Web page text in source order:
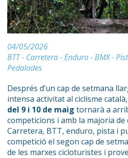
04/05/2026
BTT - Carretera - Enduro - BMX -
Pedalades
Després d’un cap de setmana
intensa activitat al ciclisme
del 9 i 10 de maig tornarà a
competicions i amb la majoria de
Carretera, BTT, enduro, pista i
competició el segon cap de
de les marxes cicloturistes i